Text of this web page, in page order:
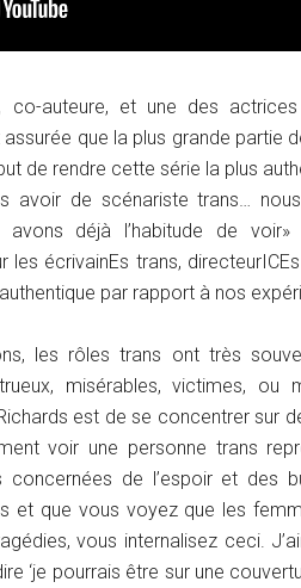
co-auteure, et une des
que la plus grande partie
de rendre cette série la plus
avoir de scénariste trans…
déjà l’habitude de voir»
écrivainEs trans,
par rapport à nos
les rôles trans ont très
misérables, victimes, ou
est de se concentrer sur
voir une personne trans
concernées de l’espoir et des
et que vous voyez que les
vous internalisez ceci.
‘je pourrais être sur une